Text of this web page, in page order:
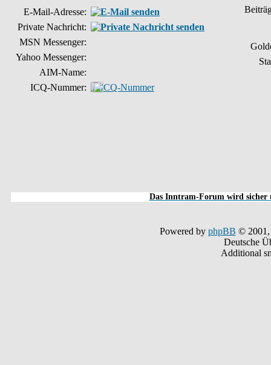
E-Mail-Adresse:
Private Nachricht:
MSN Messenger:
Yahoo Messenger:
AIM-Name:
ICQ-Nummer:
Das Inntram-Forum wird sicher
Powered by phpBB © 2001,
Deutsche
Additional